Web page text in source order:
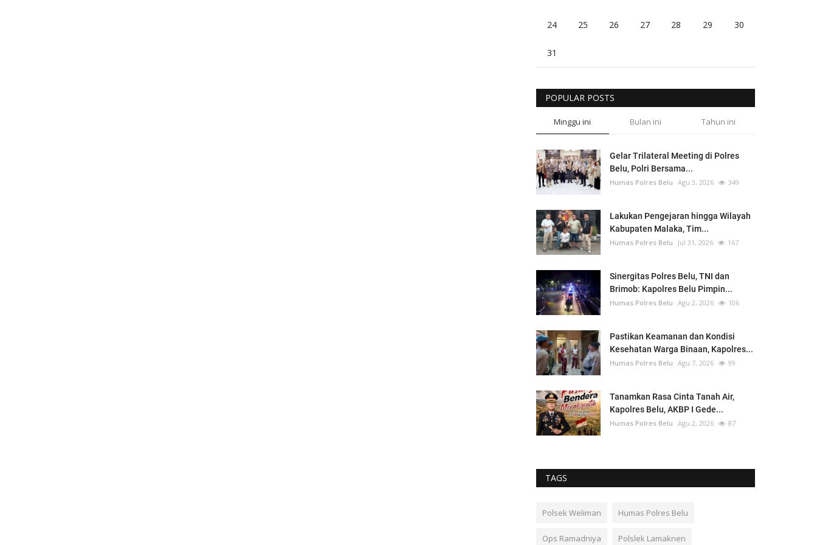
24 25 26 27 28 29 30
31
POPULAR POSTS
Minggu ini Bulan ini Tahun ini
Gelar Trilateral Meeting di Polres
Belu, Polri Bersama...
Humas Polres Belu Agu 3, 2026 349
Lakukan Pengejaran hingga Wilayah
Kabupaten Malaka, Tim...
Humas Polres Belu Jul 31, 2026 167
Sinergitas Polres Belu, TNI dan
Brimob: Kapolres Belu Pimpin...
Humas Polres Belu Agu 2, 2026 106
Pastikan Keamanan dan Kondisi
Kesehatan Warga Binaan, Kapolres...
Humas Polres Belu Agu 7, 2026 99
Tanamkan Rasa Cinta Tanah Air,
Kapolres Belu, AKBP I Gede...
Humas Polres Belu Agu 2, 2026 87
TAGS
Polsek Weliman Humas Polres Belu
Ops Ramadniya Polslek Lamaknen